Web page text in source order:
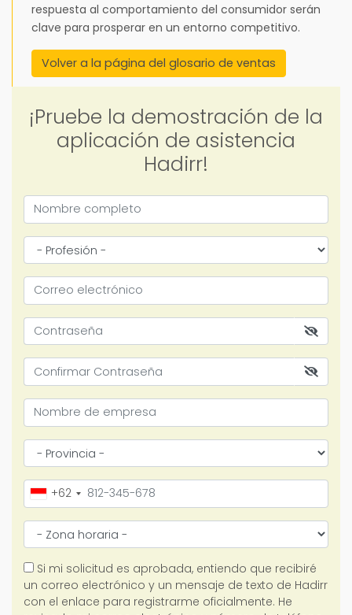
respuesta al comportamiento del consumidor serán
clave para prosperar en un entorno competitivo.
Volver a la página del glosario de ventas